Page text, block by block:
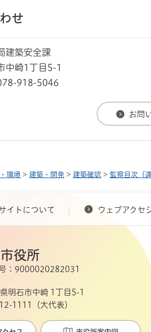
せ
建築安全課
中崎1丁目5-1
918-5046
環境 > 建築・開発 > 建築確認 > 監察目次（
イトについて ウェブアクセ
役所
：9000020282031
明石市中崎 1丁目5-1
1111（大代表）